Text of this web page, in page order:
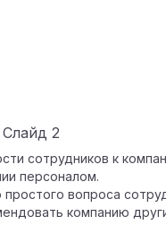
Слайд 2
сотрудников к
персоналом.
вопроса
компанию